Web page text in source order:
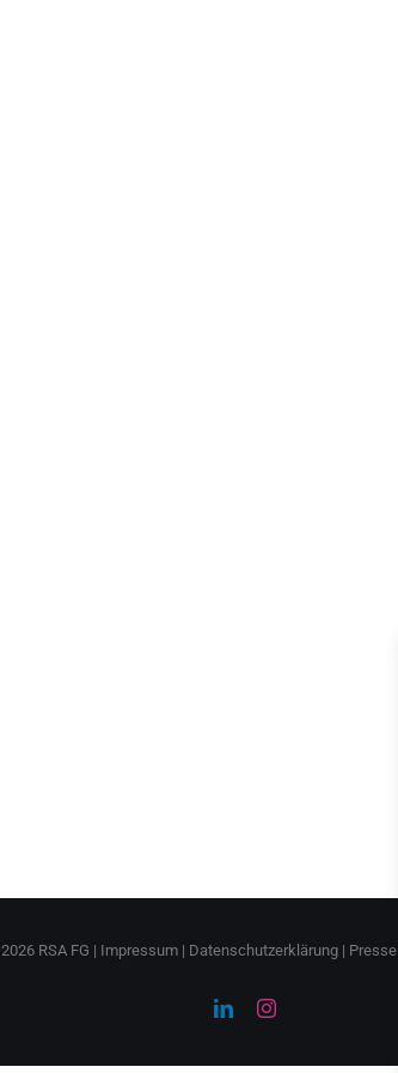
2026 RSA FG | Impressum | Datenschutzerklärung | Presse
LinkedInInstagram